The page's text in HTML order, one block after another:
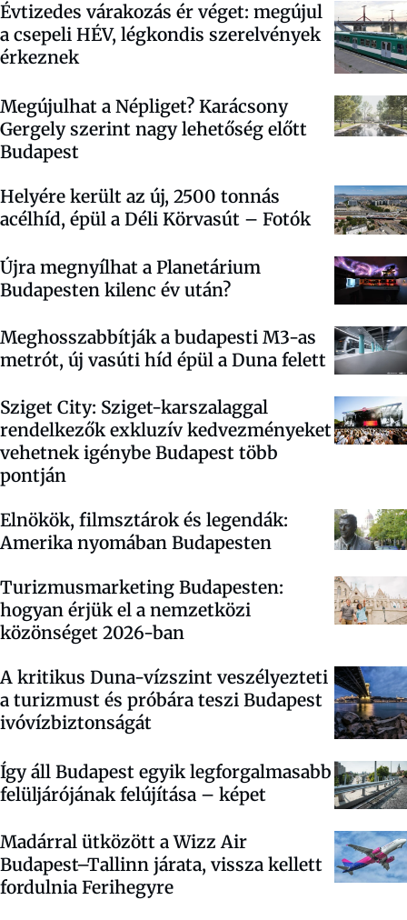
Évtizedes várakozás ér véget: megújul
a csepeli HÉV, légkondis szerelvények
érkeznek
Megújulhat a Népliget? Karácsony
Gergely szerint nagy lehetőség előtt
Budapest
Helyére került az új, 2500 tonnás
acélhíd, épül a Déli Körvasút – Fotók
Újra megnyílhat a Planetárium
Budapesten kilenc év után?
Meghosszabbítják a budapesti M3-as
metrót, új vasúti híd épül a Duna felett
Sziget City: Sziget-karszalaggal
rendelkezők exkluzív kedvezményeket
vehetnek igénybe Budapest több
pontján
Elnökök, filmsztárok és legendák:
Amerika nyomában Budapesten
Turizmusmarketing Budapesten:
hogyan érjük el a nemzetközi
közönséget 2026-ban
A kritikus Duna-vízszint veszélyezteti
a turizmust és próbára teszi Budapest
ivóvízbiztonságát
Így áll Budapest egyik legforgalmasabb
felüljárójának felújítása – képet
Madárral ütközött a Wizz Air
Budapest–Tallinn járata, vissza kellett
fordulnia Ferihegyre